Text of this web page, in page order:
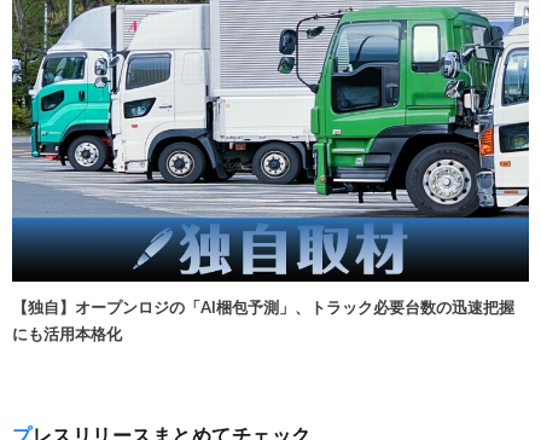
【独自】オープンロジの「AI梱包予測」、トラック必要台数の迅速把握
にも活用本格化
プレスリリースまとめてチェック